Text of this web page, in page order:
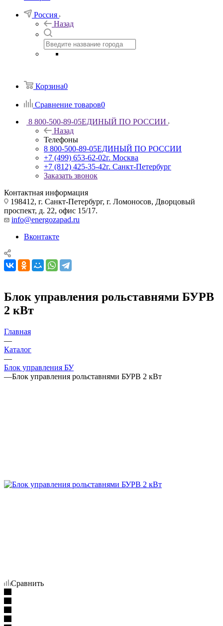
Россия
Назад
Корзина0
Сравнение товаров0
8 800-500-89-05ЕДИНЫЙ ПО РОССИИ
Назад
Телефоны
8 800-500-89-05ЕДИНЫЙ ПО РОССИИ
+7 (499) 653-62-02г. Москва
+7 (812) 425-35-42г. Санкт-Петербург
Заказать звонок
Контактная информация
198412, г. Санкт-Петербург, г. Ломоносов, Дворцовый
проспект, д. 22, офис 15/17.
info@energozapad.ru
Вконтакте
Блок управления рольставнями БУРВ
2 кВт
Главная
—
Каталог
—
Блок управления БУ
—Блок управления рольставнями БУРВ 2 кВт
Сравнить